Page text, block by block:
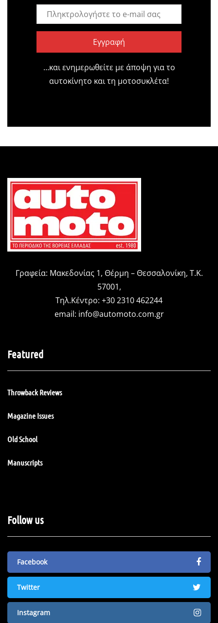
Εγγραφή
…και ενημερωθείτε με άποψη για το
αυτοκίνητο και τη μοτοσυκλέτα!
Γραφεία: Μακεδονίας 1, Θέρμη – Θεσσαλονίκη, Τ.Κ.
57001,
Τηλ.Κέντρο: +30 2310 462244
email: info@automoto.com.gr
Featured
Throwback Reviews
Magazine Issues
Old School
Manuscripts
Follow us
Facebook
Twitter
Instagram